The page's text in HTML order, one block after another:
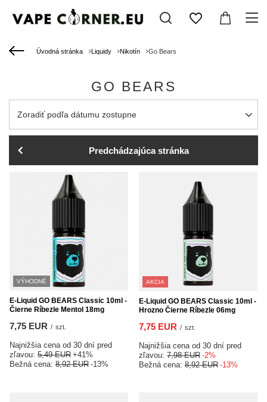
Úvodná stránka Liquidy Nikotín Go Bears
GO BEARS
Zmień sortowanie
Zoradiť podľa dátumu zostupne
Predchádzajúca stránka
VÝHODNÉ
E-Liquid GO BEARS Classic 10ml -
Čierne Ríbezle Mentol 18mg
7,75 EUR / szt.
Najnižšia cena od 30 dní pred
zľavou: 5,49 EUR +41%
Bežná cena: 8,92 EUR -13%
AKCIA
E-Liquid GO BEARS Classic 10ml -
Hrozno Čierne Ríbezle 06mg
7,75 EUR / szt.
Najnižšia cena od 30 dní pred
zľavou: 7,98 EUR -2%
Bežná cena: 8,92 EUR -13%